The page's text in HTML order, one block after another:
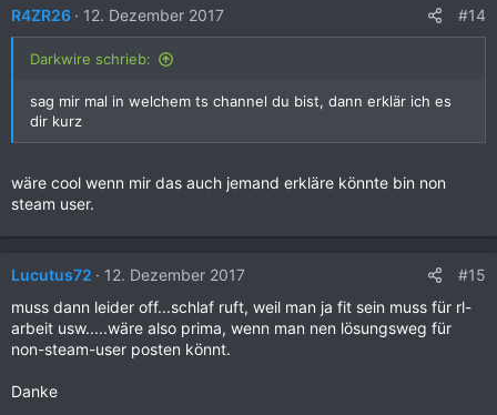
R4ZR26 12. Dezember 2017 #14
Darkwire schrieb:
sag mir mal in welchem ts channel du bist, dann erklär ich es
dir kurz
wäre cool wenn mir das auch jemand erkläre könnte bin non
steam user.
Lucutus72 12. Dezember 2017
#15
muss dann leider off...schlaf ruft, weil man ja fit sein muss für rl-
arbeit usw.....wäre also prima, wenn man nen lösungsweg für
non-steam-user posten könnt.
Danke